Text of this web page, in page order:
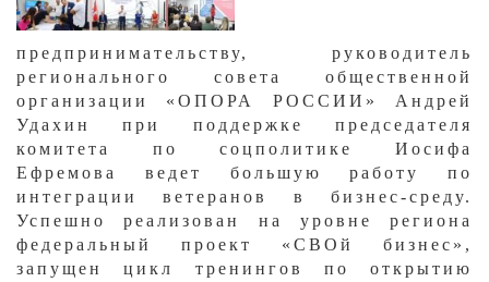
предпринимательству, руководитель
регионального совета общественной
организации «ОПОРА РОССИИ» Андрей
Удахин при поддержке председателя
комитета по соцполитике Иосифа
Ефремова ведет большую работу по
интеграции ветеранов в бизнес-среду.
Успешно реализован на уровне региона
федеральный проект «СВОй бизнес»,
запущен цикл тренингов по открытию